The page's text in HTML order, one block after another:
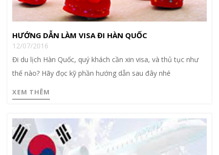
HƯỚNG DẪN LÀM VISA ĐI HÀN QUỐC
12/07/2016
Đi du lịch Hàn Quốc, quý khách cần xin visa, và thủ tục như
thế nào? Hãy đọc kỹ phần hướng dẫn sau đây nhé
XEM THÊM